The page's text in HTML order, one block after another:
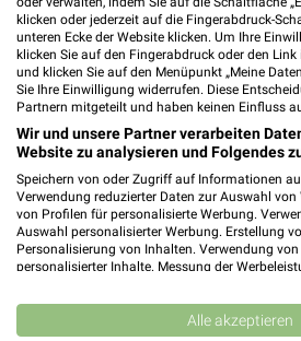
Heute 08:00 - 20:00 Uhr
22,56 km
dm Ansbach
Rothenburger Straße 8B
91522 Ansbach
Heute 08:00 - 20:00 Uhr
24,52 km
klicken oder jederzeit auf die Fingerabdruck-
unteren Ecke der Website klicken. Um Ihre
klicken Sie auf den Fingerabdruck oder den
und klicken Sie auf den Menüpunkt „Meine
Sie Ihre Einwilligung widerrufen. Diese
Partnern mitgeteilt und haben keinen Einfluss
Wir und unsere Partner verarbeiten
Website zu analysieren und Folgendes
Speichern von oder Zugriff auf Informationen
Verwendung reduzierter Daten zur Auswahl von
von Profilen für personalisierte Werbung.
Auswahl personalisierter Werbung. Erstellung
Personalisierung von Inhalten. Verwendung
personalisierter Inhalte. Messung der
Kombinationen von Daten aus verschiedenen
Verbesserung der Angebote. Verwendung
von Inhalten.
Alle akzeptieren